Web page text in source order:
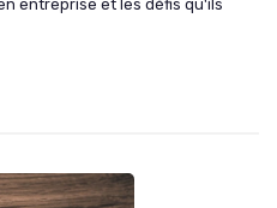
entreprise et les défis qu'ils